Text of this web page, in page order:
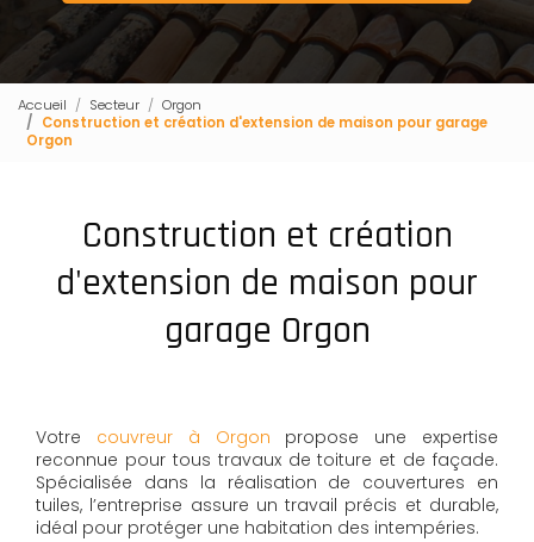
Accueil Secteur
Orgon
Construction et création d'extension de maison pour garage
Orgon
Construction et création
d'extension de maison pour
garage Orgon
Votre couvreur à Orgon propose une expertise
reconnue pour tous travaux de toiture et de façade.
Spécialisée dans la réalisation de couvertures en
tuiles, l’entreprise assure un travail précis et durable,
idéal pour protéger une habitation des intempéries.